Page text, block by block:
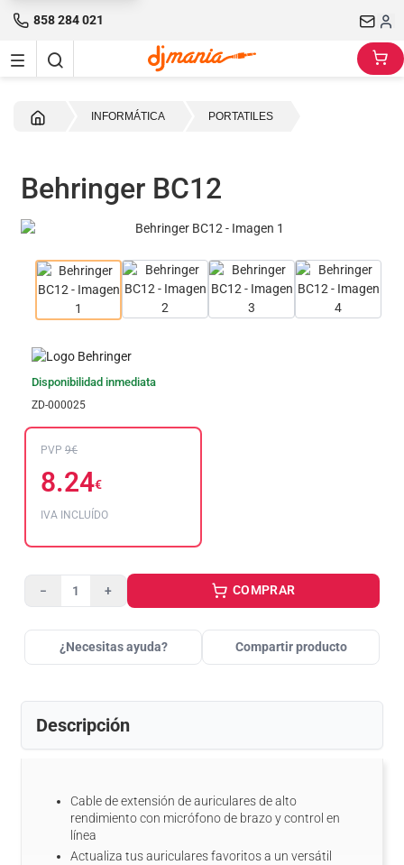
858 284 021
INFORMÁTICA PORTATILES
Behringer BC12
Disponibilidad inmediata
ZD-000025
PVP 9€
8.24€
IVA INCLUÍDO
− + COMPRAR
¿Necesitas ayuda? Compartir producto
Descripción
Cable de extensión de auriculares de alto
rendimiento con micrófono de brazo y control en
línea
Actualiza tus auriculares favoritos a un versátil